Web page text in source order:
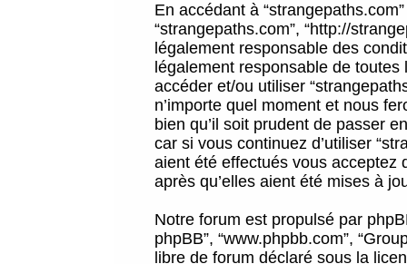
En accédant à
“strangepaths.com”, “http://
légalement responsable des
légalement responsable de
accéder et/ou utiliser
n’importe quel moment et nous
bien qu’il soit prudent de passer
car si vous continuez d’utiliser
aient été effectués vous acceptez
après qu’elles aient été mises à
Notre forum est propulsé par
phpBB”, “www.phpbb.com”,
libre de forum déclaré sous la